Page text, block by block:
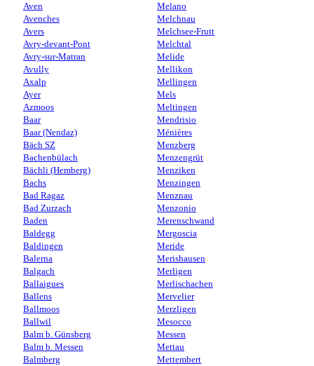
Aven
Avenches
Avers
Avry-devant-Pont
Avry-sur-Matran
Avully
Axalp
Ayer
Azmoos
Baar
Baar (Nendaz)
Bäch SZ
Bachenbülach
Bächli (Hemberg)
Bachs
Bad Ragaz
Bad Zurzach
Baden
Baldegg
Baldingen
Balerna
Balgach
Ballaigues
Ballens
Ballmoos
Ballwil
Balm b. Günsberg
Balm b. Messen
Balmberg
Melano
Melchnau
Melchsee-Frutt
Melchtal
Melide
Mellikon
Mellingen
Mels
Meltingen
Mendrisio
Ménières
Menzberg
Menzengrüt
Menziken
Menzingen
Menznau
Menzonio
Merenschwand
Mergoscia
Meride
Merishausen
Merligen
Merlischachen
Mervelier
Merzligen
Mesocco
Messen
Mettau
Mettembert